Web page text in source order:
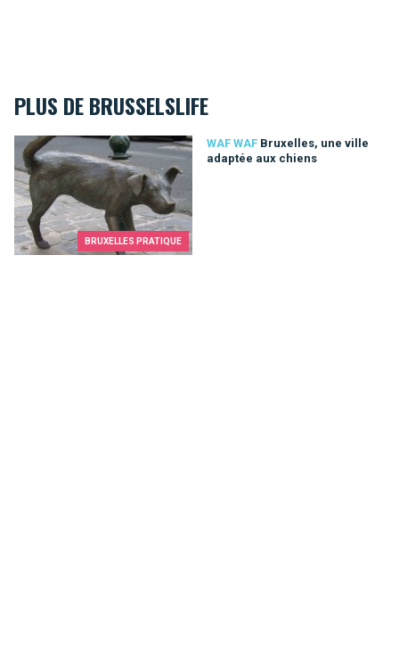
PLUS DE BRUSSELSLIFE
BRUXELLES PRATIQUE
WAF WAF Bruxelles, une ville
adaptée aux chiens
Bruxelles, une ville adaptée aux chiens